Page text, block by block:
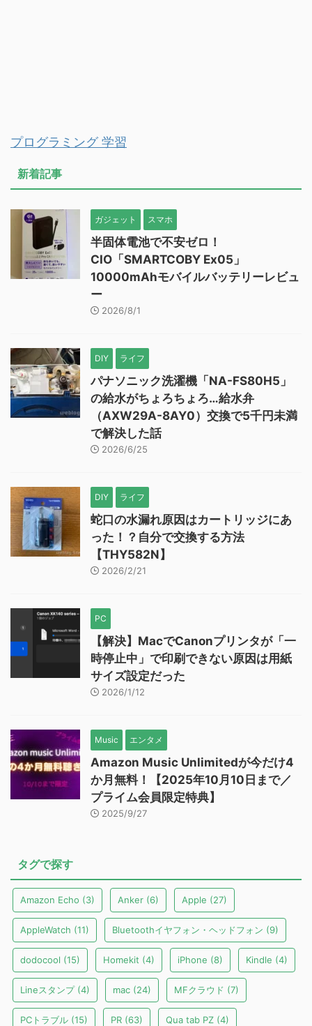
プログラミング 学習
新着記事
ガジェット スマホ
半固体電池で不安ゼロ！
CIO「SMARTCOBY Ex05」
10000mAhモバイルバッテリーレビュ
ー
2026/8/1
DIY ライフ
パナソニック洗濯機「NA-FS80H5」
の給水がちょろちょろ…給水弁
（AXW29A-8AY0）交換で5千円未満
で解決した話
2026/6/25
DIY ライフ
蛇口の水漏れ原因はカートリッジにあ
った！？自分で交換する方法
【THY582N】
2026/2/21
PC
【解決】MacでCanonプリンタが「一
時停止中」で印刷できない原因は用紙
サイズ設定だった
2026/1/12
Music エンタメ
Amazon Music Unlimitedが今だけ4
か月無料！【2025年10月10日まで／
プライム会員限定特典】
2025/9/27
タグで探す
Amazon Echo (3) Anker (6) Apple (27)
AppleWatch (11) Bluetoothイヤフォン・ヘッドフォン (9)
dodocool (15) Homekit (4) iPhone (8) Kindle (4)
Lineスタンプ(4) mac (24) MFクラウド (7)
PCトラブル (15) PR (63) Qua tab PZ (4)